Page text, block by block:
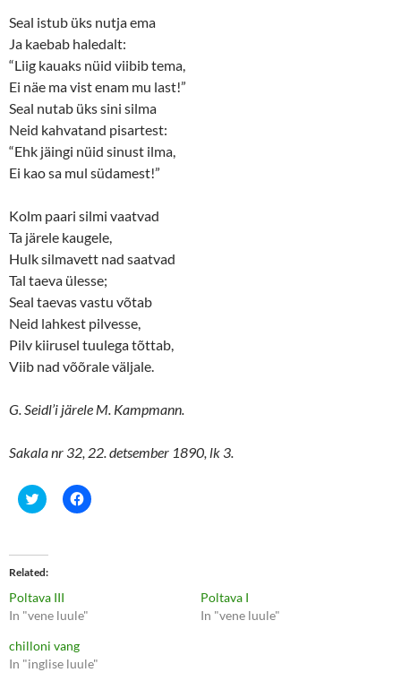
Seal istub üks nutja ema
Ja kaebab haledalt:
“Liig kauaks nüid viibib tema,
Ei näe ma vist enam mu last!”
Seal nutab üks sini silma
Neid kahvatand pisartest:
“Ehk jäingi nüid sinust ilma,
Ei kao sa mul südamest!”
Kolm paari silmi vaatvad
Ta järele kaugele,
Hulk silmavett nad saatvad
Tal taeva ülesse;
Seal taevas vastu võtab
Neid lahkest pilvesse,
Pilv kiirusel tuulega tõttab,
Viib nad võõrale väljale.
G. Seidl’i järele M. Kampmann.
Sakala nr 32, 22. detsember 1890, lk 3.
C
l
t
o
s
a
r
e
n
T
w
C
l
r
F
a
Related
Poltava III
In "vene luule"
Poltava I
In "vene luule"
chilloni vang
In "inglise luule"